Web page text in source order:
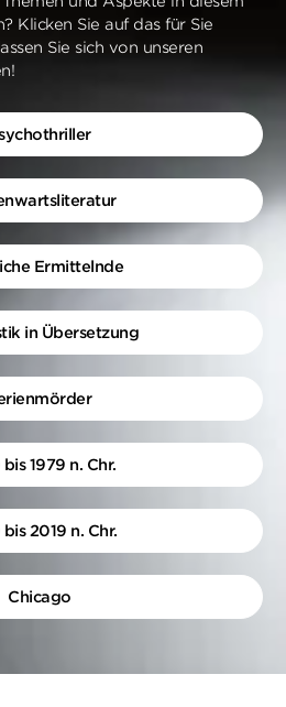
Klicken Sie auf das für Sie
Sie sich von unseren
Ermittelnde
in Übersetzung
1979 n. Chr.
2019 n. Chr.
Chicago